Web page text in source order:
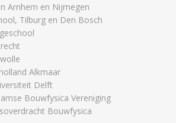
Arnhem en Nijmegen
Tilburg en Den Bosch
Alkmaar
Delft
Bouwfysica Vereniging
Bouwfysica